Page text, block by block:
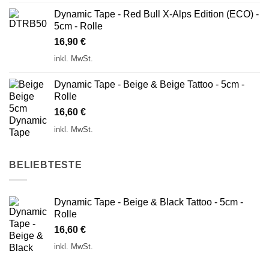
Dynamic Tape - Red Bull X-Alps Edition (ECO) -
5cm - Rolle
16,90 €
inkl. MwSt.
Dynamic Tape - Beige & Beige Tattoo - 5cm -
Rolle
16,60 €
inkl. MwSt.
BELIEBTESTE
Dynamic Tape - Beige & Black Tattoo - 5cm -
Rolle
16,60 €
inkl. MwSt.